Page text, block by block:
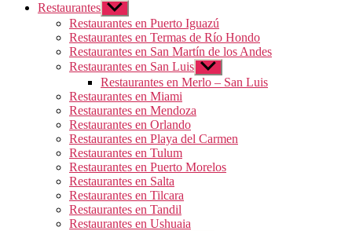
Restaurantes Mostrar
el
submenú
Restaurantes en Puerto Iguazú
Restaurantes en Termas de Río Hondo
Restaurantes en San Martín de los Andes
Restaurantes en San Luis Mostrar
el
submenú
Restaurantes en Merlo – San Luis
Restaurantes en Miami
Restaurantes en Mendoza
Restaurantes en Orlando
Restaurantes en Playa del Carmen
Restaurantes en Tulum
Restaurantes en Puerto Morelos
Restaurantes en Salta
Restaurantes en Tilcara
Restaurantes en Tandil
Restaurantes en Ushuaia